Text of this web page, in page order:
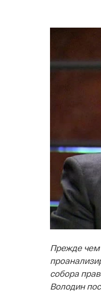
Прежде чем
собора
Володин